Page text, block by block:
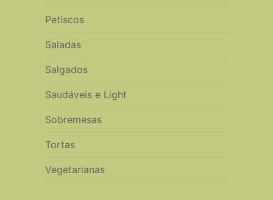
Petiscos
Saladas
Salgados
Saudáveis e Light
Sobremesas
Tortas
Vegetarianas